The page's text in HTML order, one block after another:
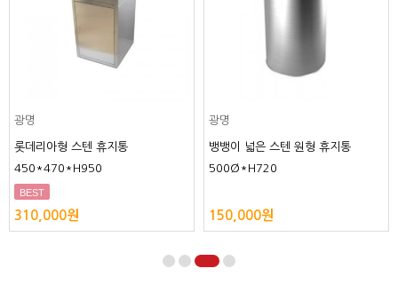
광명
롯데리아형 스텐 휴지통
450*470*H950
BEST
310,000원
광명
뱅뱅이 넓은 스텐 원형 휴지통
500Ø*H720
150,000원